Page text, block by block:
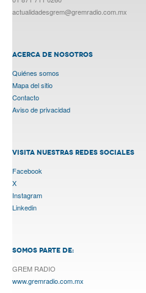
actualidadesgrem@gremradio.com.mx
ACERCA DE NOSOTROS
Quiénes somos
Mapa del sitio
Contacto
Aviso de privacidad
VISITA NUESTRAS REDES SOCIALES
Facebook
X
Instagram
Linkedin
SOMOS PARTE DE:
GREM RADIO
www.gremradio.com.mx